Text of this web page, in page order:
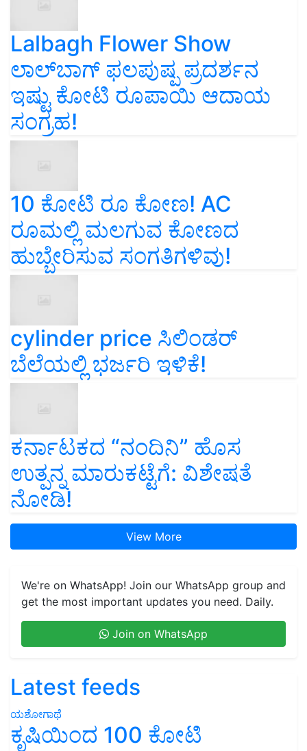
Lalbagh Flower Show
ಲಾಲ್‌ಬಾಗ್ ಫಲಪುಷ್ಪ ಪ್ರದರ್ಶನ
ಇಷ್ಟು ಕೋಟಿ ರೂಪಾಯಿ ಆದಾಯ
ಸಂಗ್ರಹ!
10 ಕೋಟಿ ರೂ ಕೋಣ! AC
ರೂಮಲ್ಲಿ ಮಲಗುವ ಕೋಣದ
ಹುಬ್ಬೇರಿಸುವ ಸಂಗತಿಗಳಿವು!
cylinder price ಸಿಲಿಂಡರ್‌
ಬೆಲೆಯಲ್ಲಿ ಭರ್ಜರಿ ಇಳಿಕೆ!
ಕರ್ನಾಟಕದ “ನಂದಿನಿ” ಹೊಸ
ಉತ್ಪನ್ನ ಮಾರುಕಟ್ಟೆಗೆ: ವಿಶೇಷತೆ
ನೋಡಿ!
View More
We're on WhatsApp! Join our WhatsApp group and
get the most important updates you need. Daily.
Join on WhatsApp
Latest feeds
ಯಶೋಗಾಥೆ
ಕೃಷಿಯಿಂದ 100 ಕೋಟಿ